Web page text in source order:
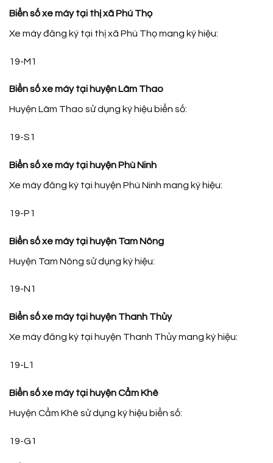
Biển số xe máy tại thị xã Phú Thọ
Xe máy đăng ký tại thị xã Phú Thọ mang ký hiệu:
19-M1
Biển số xe máy tại huyện Lâm Thao
Huyện Lâm Thao sử dụng ký hiệu biển số:
19-S1
Biển số xe máy tại huyện Phù Ninh
Xe máy đăng ký tại huyện Phù Ninh mang ký hiệu:
19-P1
Biển số xe máy tại huyện Tam Nông
Huyện Tam Nông sử dụng ký hiệu:
19-N1
Biển số xe máy tại huyện Thanh Thủy
Xe máy đăng ký tại huyện Thanh Thủy mang ký hiệu:
19-L1
Biển số xe máy tại huyện Cẩm Khê
Huyện Cẩm Khê sử dụng ký hiệu biển số:
19-G1